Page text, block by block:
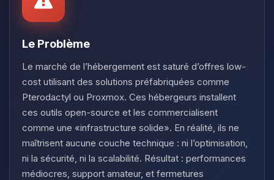
Le Problème
Le marché de l’hébergement est saturé d’offres low-
cost utilisant des solutions préfabriquées comme
Pterodactyl ou Proxmox. Ces hébergeurs installent
ces outils open-source et les commercialisent
comme une «infrastructure solide». En réalité, ils ne
maîtrisent aucune couche technique : ni l’optimisation,
ni la sécurité, ni la scalabilité. Résultat : performances
médiocres, support amateur, et fermetures